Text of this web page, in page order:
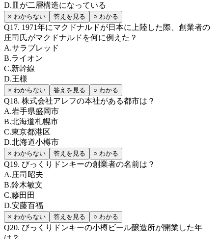
D. 皿が二層構造になっている
× わからない 答えを見る ○ わかる
Q17. 1971年にマクドナルドが日本に上陸した際、創業者の
庄司氏がマクドナルドを何に例えた？
A.サラブレッド
B.ライオン
C.新幹線
D.王様
× わからない 答えを見る ○ わかる
Q18. 株式会社アレフの本社がある都市は？
A.岩手県盛岡市
B.北海道札幌市
C.東京都港区
D.北海道小樽市
× わからない 答えを見る ○ わかる
Q19. びっくりドンキーの創業者の名前は？
A.庄司昭夫
B.鈴木敏文
C.藤田田
D.安藤百福
× わからない 答えを見る ○ わかる
Q20. びっくりドンキーの小樽ビール醸造所が開業した年